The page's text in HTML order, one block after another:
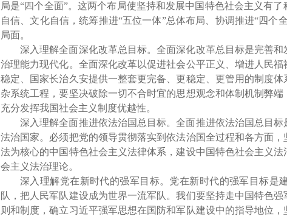
局是“四个全面”。这两个布局使坚持和发展中国特色社会主义有
自信、文化自信，统筹推进“五位一体”总体布局、协调推进“四个
局面。
深入理解全面深化改革总目标。全面深化改革总目标是完善
治理能力现代化。全面深化改革以促进社会公平正义、增进人民
稳定、国家长治久安提供一整套更完备、更稳定、更管用的制度
杂系统工程，要坚决破除一切不合时宜的思想观念和体制机制弊
充分发挥我国社会主义制度优越性。
深入理解全面推进依法治国总目标。全面推进依法治国总目
法治国家。必须把党的领导贯彻落实到依法治国全过程和各方面
法为核心的中国特色社会主义法律体系，建设中国特色社会主义
会主义法治理论。
深入理解党在新时代的强军目标。党在新时代的强军目标是
队，把人民军队建设成为世界一流军队。我们要坚持走中国特色
则和制度，确立习近平强军思想在国防和军队建设中的指导地位